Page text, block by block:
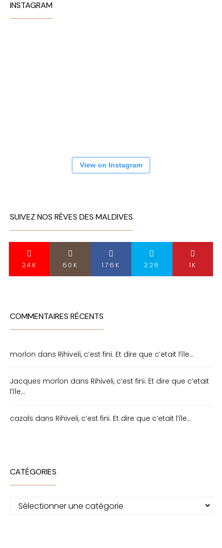
INSTAGRAM
View on Instagram
SUIVEZ NOS RÊVES DES MALDIVES
24K 60K 176K 326 1K
COMMENTAIRES RÉCENTS
morlon dans Rihiveli, c’est fini. Et dire que c’etait l’île…
Jacques morlon dans Rihiveli, c’est fini. Et dire que c’etait
l’île…
cazals dans Rihiveli, c’est fini. Et dire que c’etait l’île…
CATÉGORIES
Catégories